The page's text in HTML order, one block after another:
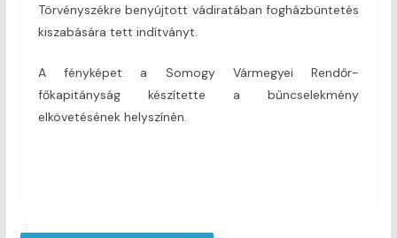
Törvényszékre benyújtott vádiratában fogházbüntetés
kiszabására tett indítványt.
A fényképet a Somogy Vármegyei Rendőr-
főkapitányság készítette a bűncselekmény
elkövetésének helyszínén.